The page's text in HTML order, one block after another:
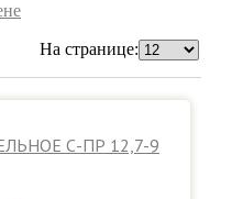
На странице:
С-ПР 12,7-9